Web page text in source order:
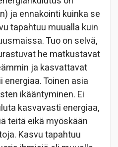
ja ennakointi kuinka se
tapahtuu muualla kuin
Tuo on selvä,
he matkustavat
ja kasvattavat
Toinen asia
ikääntyminen. Ei
kasvavasti energiaa,
teitä eikä myöskään
Kasvu tapahtuu